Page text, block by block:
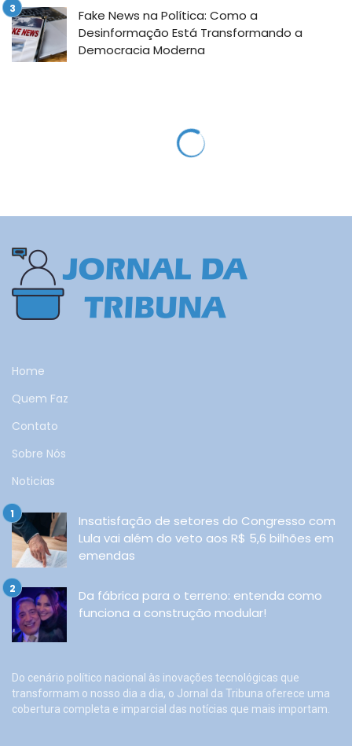
Fake News na Política: Como a
Desinformação Está Transformando a
Democracia Moderna
Home
Quem Faz
Contato
Sobre Nós
Noticias
Insatisfação de setores do Congresso com
Lula vai além do veto aos R$ 5,6 bilhões em
emendas
Da fábrica para o terreno: entenda como
funciona a construção modular!
Do cenário político nacional às inovações tecnológicas que
transformam o nosso dia a dia, o Jornal da Tribuna oferece uma
cobertura completa e imparcial das notícias que mais importam.